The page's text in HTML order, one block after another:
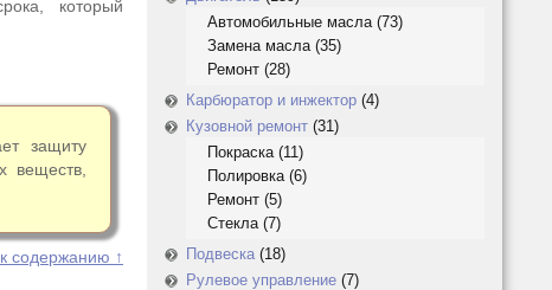
который
защиту
веществ,
к содержанию ↑
Автомобильные масла(73)
Замена масла(35)
Ремонт (28)
Карбюратор и инжектор (4)
Кузовной ремонт (31)
Покраска(11)
Полировка(6)
Ремонт (5)
Стекла(7)
Подвеска (18)
Рулевое управление (7)